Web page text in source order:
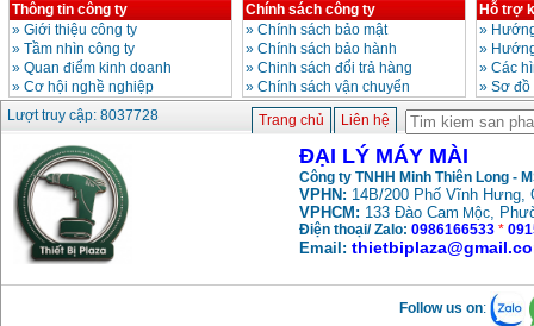
Thông tin công ty
» Giới thiệu công ty
» Tầm nhìn công ty
» Quan điểm kinh doanh
» Cơ hội nghề nghiệp
Chính sách công ty
» Chính sách bảo mật
» Chính sách bảo hành
» Chinh sách đổi trả hàng
» Chính sách vận chuyển
Hỗ trợ
»
»
» Các
» Sơ
Lượt truy cập: 8037728
Trang chủ Liên hệ
ĐẠI LÝ MÁY MÀI
Công ty TNHH Minh Thiên Long -
VPHN: 14B/200 Phố Vĩnh Hưng,
VPHCM: 133 Đào Cam Mộc,
Điện thoại/ Zalo: 0986166533 *
Email:
Follow us on: